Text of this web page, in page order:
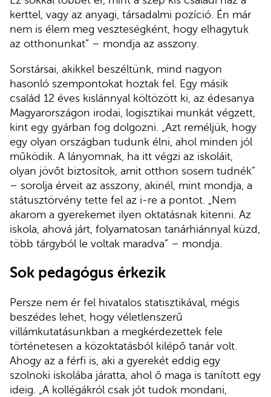
kerttel, vagy az anyagi, társadalmi pozíció. Én már
nem is élem meg veszteségként, hogy elhagytuk
az otthonunkat” – mondja az asszony.
Sorstársai, akikkel beszéltünk, mind nagyon
hasonló szempontokat hoztak fel. Egy másik
család 12 éves kislánnyal költözött ki, az édesanya
Magyarországon irodai, logisztikai munkát végzett,
kint egy gyárban fog dolgozni. „Azt reméljük, hogy
egy olyan országban tudunk élni, ahol minden jól
működik. A lányomnak, ha itt végzi az iskoláit,
olyan jövőt biztosítok, amit otthon sosem tudnék”
– sorolja érveit az asszony, akinél, mint mondja, a
státusztörvény tette fel az i-re a pontot. „Nem
akarom a gyerekemet ilyen oktatásnak kitenni. Az
iskola, ahová járt, folyamatosan tanárhiánnyal küzd,
több tárgyból le voltak maradva” – mondja.
Sok pedagógus érkezik
Persze nem ér fel hivatalos statisztikával, mégis
beszédes lehet, hogy véletlenszerű
villámkutatásunkban a megkérdezettek fele
történetesen a közoktatásból kilépő tanár volt.
Ahogy az a férfi is, aki a gyerekét eddig egy
szolnoki iskolába járatta, ahol ő maga is tanított egy
ideig. „A kollégákról csak jót tudok mondani,